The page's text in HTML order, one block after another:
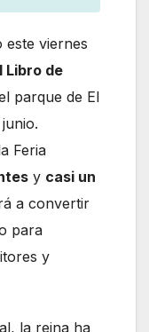
este viernes
Libro de
parque de El
Feria
y casi un
a convertir
para
y
la reina ha